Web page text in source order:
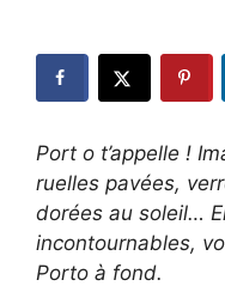
Port o t’appelle !
ruelles pavées,
dorées au soleil…
incontournables,
Porto à fond.